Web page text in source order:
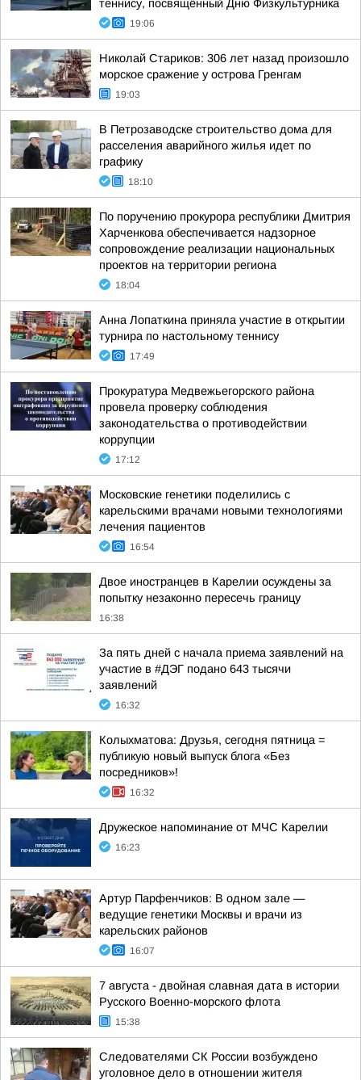
теннису, посвящённый Дню Физкультурника
19:06
Николай Стариков: 306 лет назад произошло
морское сражение у острова Гренгам
19:03
В Петрозаводске строительство дома для
расселения аварийного жилья идет по
графику
18:10
По поручению прокурора республики Дмитрия
Харченкова обеспечивается надзорное
сопровождение реализации национальных
проектов на территории региона
18:04
Анна Лопаткина приняла участие в открытии
турнира по настольному теннису
17:49
Прокуратура Медвежьегорского района
провела проверку соблюдения
законодательства о противодействии
коррупции
17:12
Московские генетики поделились с
карельскими врачами новыми технологиями
лечения пациентов
16:54
Двое иностранцев в Карелии осуждены за
попытку незаконно пересечь границу
16:38
За пять дней с начала приема заявлений на
участие в #ДЭГ подано 643 тысячи
заявлений
16:32
Колыхматова: Друзья, сегодня пятница =
публикую новый выпуск блога «Без
посредников»!
16:32
Дружеское напоминание от МЧС Карелии
16:23
Артур Парфенчиков: В одном зале —
ведущие генетики Москвы и врачи из
карельских районов
16:07
7 августа - двойная славная дата в истории
Русского Военно-морского флота
15:38
Следователями СК России возбуждено
уголовное дело в отношении жителя